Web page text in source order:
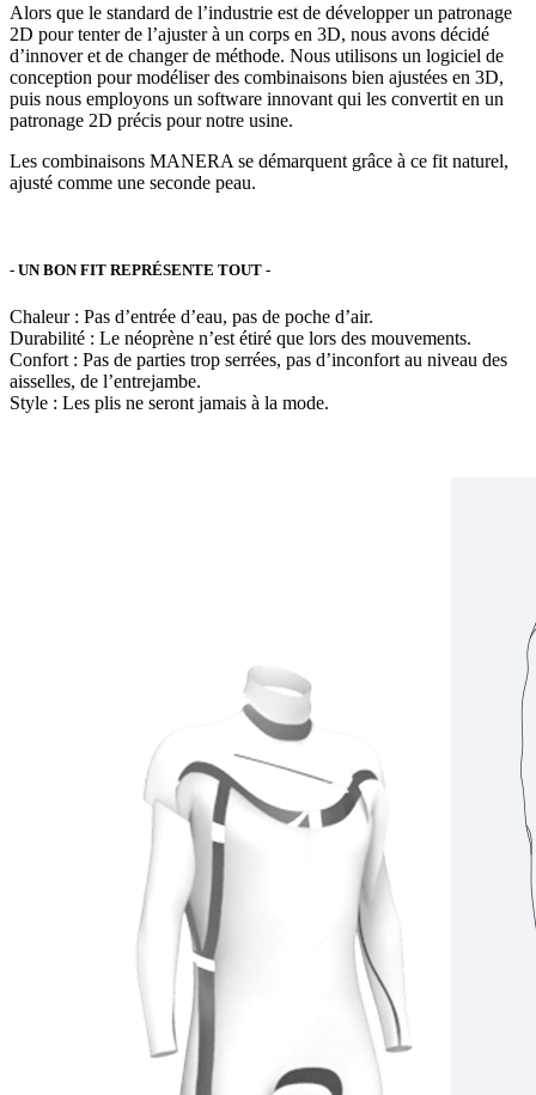
Alors que le standard de l’industrie est de développer un patronage
2D pour tenter de l’ajuster à un corps en 3D, nous avons décidé
d’innover et de changer de méthode. Nous utilisons un logiciel de
conception pour modéliser des combinaisons bien ajustées en 3D,
puis nous employons un software innovant qui les convertit en un
patronage 2D précis pour notre usine.
Les combinaisons MANERA se démarquent grâce à ce fit naturel,
ajusté comme une seconde peau.
- UN BON FIT REPRÉSENTE TOUT -
Chaleur : Pas d’entrée d’eau, pas de poche d’air.
Durabilité : Le néoprène n’est étiré que lors des mouvements.
Confort : Pas de parties trop serrées, pas d’inconfort au niveau des
aisselles, de l’entrejambe.
Style : Les plis ne seront jamais à la mode.